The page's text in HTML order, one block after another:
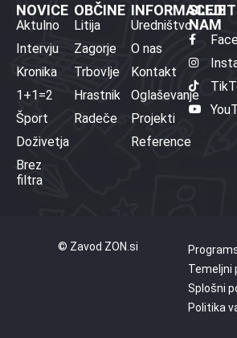
NOVICE
Aktulno
Intervju
Kronika
1+1=2
Šport
Doživetja
Brez
filtra
OBČINE
Litija
Zagorje
Trbovlje
Hrastnik
Radeče
INFORMACIJE
Uredništvo
O nas
Kontakt
Oglaševanje
Projekti
Reference
NAM
© Zavod ZON.si
Temeljni
Splošni
Politika